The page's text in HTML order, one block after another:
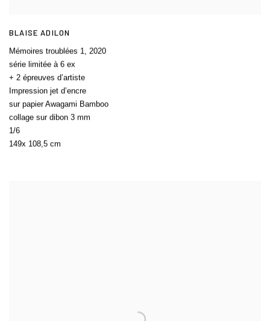
BLAISE ADILON
Mémoires troublées 1, 2020
série limitée à 6 ex
+ 2 épreuves d’artiste
Impression jet d’encre
sur papier Awagami Bamboo
collage sur dibon 3 mm
1/6
149x 108,5 cm